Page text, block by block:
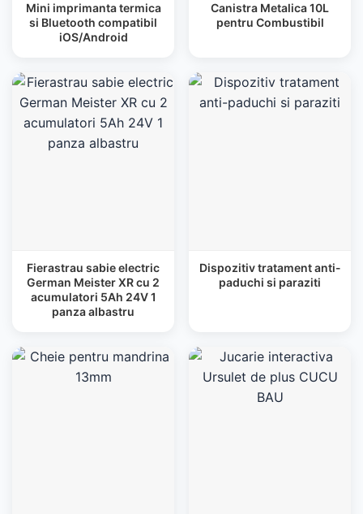
Mini imprimanta termica
si Bluetooth compatibil
iOS/Android
Canistra Metalica 10L
pentru Combustibil
Fierastrau sabie electric
German Meister XR cu 2
acumulatori 5Ah 24V 1
panza albastru
Dispozitiv tratament anti-
paduchi si paraziti